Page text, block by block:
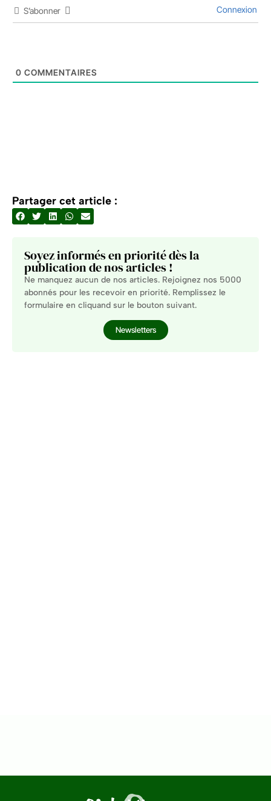
S’abonner Connexion
0 COMMENTAIRES
Partager cet article :
Soyez informés en priorité dès la
publication de nos articles !
Ne manquez aucun de nos articles. Rejoignez nos 5000
abonnés pour les recevoir en priorité. Remplissez le
formulaire en cliquand sur le bouton suivant.
Newsletters